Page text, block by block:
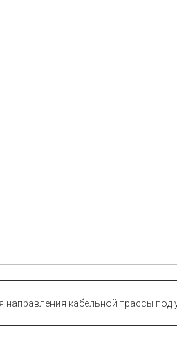
кабельной трассы под